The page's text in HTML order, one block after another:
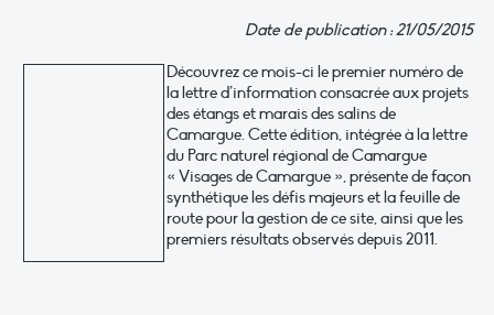
Date de publication : 21/05/2015
Découvrez ce mois-ci le premier numéro de
la lettre d’information consacrée aux projets
des étangs et marais des salins de
Camargue. Cette édition, intégrée à la lettre
du Parc naturel régional de Camargue
« Visages de Camargue », présente de façon
synthétique les défis majeurs et la feuille de
route pour la gestion de ce site, ainsi que les
premiers résultats observés depuis 2011.